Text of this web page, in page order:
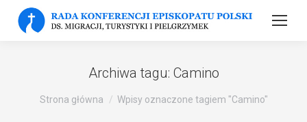
Archiwa tagu: Camino
Strona główna Wpisy oznaczone tagiem "Camino"